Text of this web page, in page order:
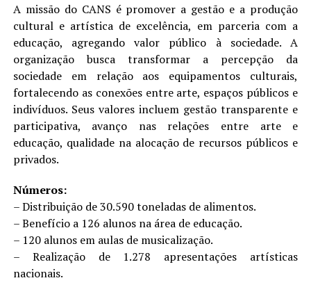
A missão do CANS é promover a gestão e a produção
cultural e artística de excelência, em parceria com a
educação, agregando valor público à sociedade. A
organização busca transformar a percepção da
sociedade em relação aos equipamentos culturais,
fortalecendo as conexões entre arte, espaços públicos e
indivíduos. Seus valores incluem gestão transparente e
participativa, avanço nas relações entre arte e
educação, qualidade na alocação de recursos públicos e
privados.
Números:
– Distribuição de 30.590 toneladas de alimentos.
– Benefício a 126 alunos na área de educação.
– 120 alunos em aulas de musicalização.
– Realização de 1.278 apresentações artísticas
nacionais.